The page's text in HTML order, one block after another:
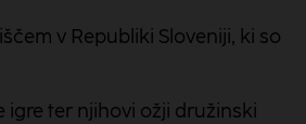
v Republiki Sloveniji, ki so
ter njihovi ožji družinski